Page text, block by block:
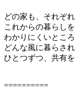
どの家も、それぞ
これからの暮らし
わかりにくいとこ
どんな風に暮らさ
ひとつずつ、共有を
==========